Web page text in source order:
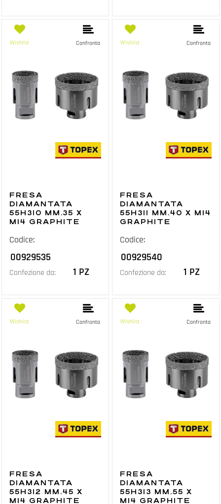
Wishlist Confronta
FRESA
DIAMANTATA
55H310 MM.35 X
M14 GRAPHITE
Codice:
00929535
Confezione da: 1 PZ
Wishlist Confronta
FRESA
DIAMANTATA
55H311 MM.40 X M14
GRAPHITE
Codice:
00929540
Confezione da: 1 PZ
Wishlist Confronta
FRESA
DIAMANTATA
55H312 MM.45 X
M14 GRAPHITE
Wishlist Confronta
FRESA
DIAMANTATA
55H313 MM.55 X
M14 GRAPHITE